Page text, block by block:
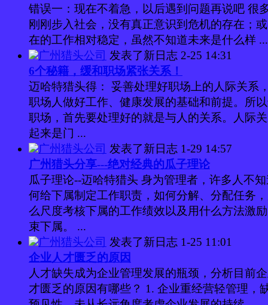
错误一：现在不着急，以后遇到问题再说吧 很
刚刚步入社会，没有真正意识到危机的存在；
在的工作相对稳定，虽然不知道未来是什么样 ...
广州猎头公司 发表了新日志 2-25 14:31
6个秘籍，缓和职场紧张关系！
迈哈特猎头得： 妥善处理好职场上的人际关系
职场人做好工作、健康发展的基础和前提。所
职场，首先要处理好的就是与人的关系。人际
起来是门 ...
广州猎头公司 发表了新日志 1-29 14:57
广州猎头分享---绝对经典的瓜子理论
瓜子理论--迈哈特猎头 身为管理者，许多人不
何给下属制定工作职责，如何分解、分配任务
么尺度考核下属的工作绩效以及用什么方法激
束下属。 ...
广州猎头公司 发表了新日志 1-25 11:01
企业人才匮乏的原因
人才缺失成为企业管理发展的瓶颈，分析目前
才匮乏的原因有哪些？ 1. 企业重经营轻管理，